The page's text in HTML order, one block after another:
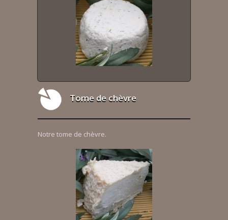
Tome de chèvre
Notre tome de chèvre.